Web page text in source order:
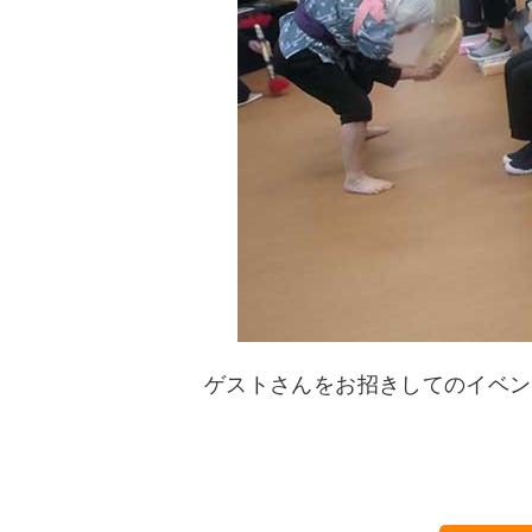
ゲストさんをお招きしてのイベ